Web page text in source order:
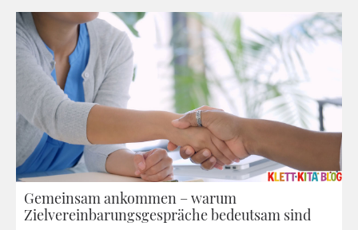
Gemeinsam ankommen – warum
Zielvereinbarungsgespräche bedeutsam sind